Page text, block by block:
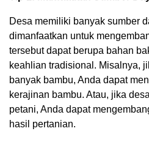
Desa memiliki banyak sumber
dimanfaatkan untuk
tersebut dapat berupa bahan
keahlian tradisional. Misalnya,
banyak bambu, Anda dapat
kerajinan bambu. Atau, jika
petani, Anda dapat
hasil pertanian.